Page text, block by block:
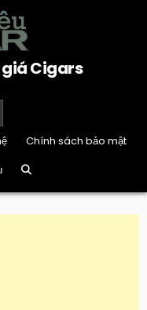
Cigars
Chính sách bảo mật